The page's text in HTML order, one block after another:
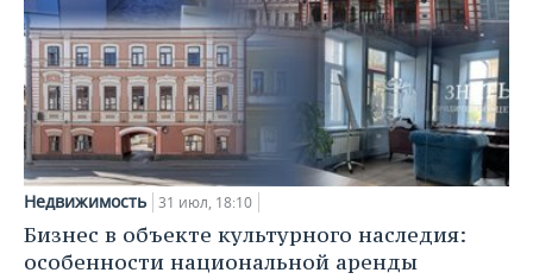
Недвижимость 31 июл, 18:10
Бизнес в объекте культурного наследия:
особенности национальной аренды